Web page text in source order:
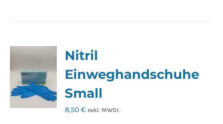
Nitril
Einweghandschuhe
Small
8,50€ exkl. MWSt.